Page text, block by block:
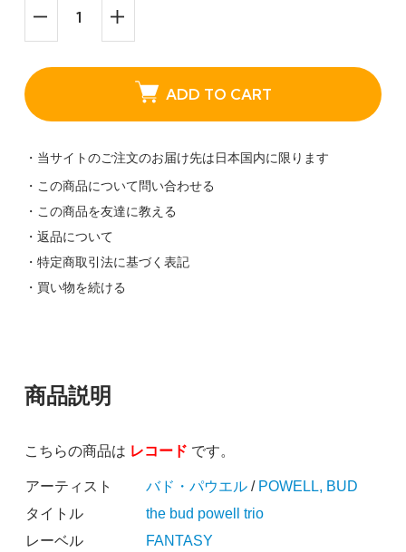
ADD TO CART
・当サイトのご注文のお届け先は日本国内に限ります
・この商品について問い合わせる
・この商品を友達に教える
・返品について
・特定商取引法に基づく表記
・買い物を続ける
商品説明
こちらの商品は レコード です。
アーティスト バド・パウエル/ POWELL, BUD
タイトル
the bud powell trio
レーベル
FANTASY